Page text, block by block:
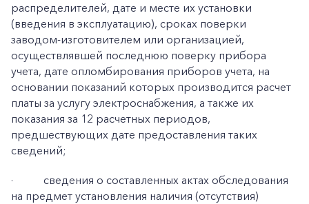
распределителей, дате и месте их установки
(введения в эксплуатацию), сроках поверки
заводом-изготовителем или организацией,
осуществлявшей последнюю поверку прибора
учета, дате опломбирования приборов учета, на
основании показаний которых производится расчет
платы за услугу электроснабжения, а также их
показания за 12 расчетных периодов,
предшествующих дате предоставления таких
сведений;
·
сведения о составленных актах обследования
на предмет установления наличия (отсутствия)